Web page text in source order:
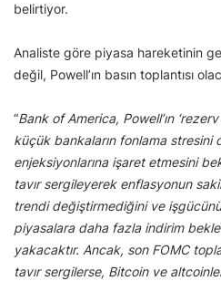
belirtiyor.
Analiste göre piyasa hareketinin
değil, Powell’ın basın toplantısı
“Bank of America, Powell’ın
küçük bankaların fonlama
enjeksiyonlarına işaret etmesini
tavır sergileyerek enflasyonun
trendi değiştirmediğini ve
piyasalara daha fazla indirim
yakacaktır. Ancak, son FOMC
tavır sergilerse, Bitcoin ve